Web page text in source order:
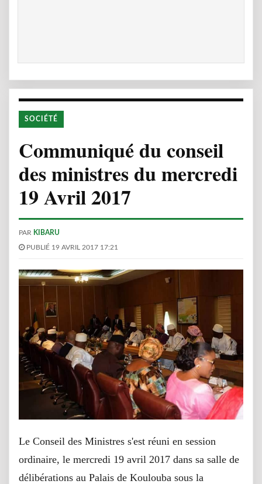
SOCIÉTÉ
Communiqué du conseil
des ministres du mercredi
19 Avril 2017
PAR KIBARU
PUBLIÉ 19 AVRIL 2017 17:21
Le Conseil des Ministres s'est réuni en session
ordinaire, le mercredi 19 avril 2017 dans sa salle de
délibérations au Palais de Koulouba sous la